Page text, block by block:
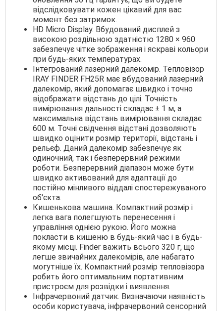
відслідковувати кожен цікавий для вас
момент без затримок.
HD Micro Display. Вбудований дисплей з
високою роздільною здатністю 1280 × 960
забезпечує чітке зображення і яскраві кольори
при будь-яких температурах.
Інтегрований лазерний далекомір. Тепловізор
IRAY FINDER FH25R має вбудований лазерний
далекомір, який допомагає швидко і точно
відображати відстань до цілі. Точність
вимірювання дальності складає ± 1 м, а
максимальна відстань вимірювання складає
600 м. Точні свідчення відстані дозволяють
швидко оцінити розмір території, відстань і
рельєф. Даний далекомір забезпечує як
одиночний, так і безперервний режими
роботи. Безперервний діапазон може бути
швидко активований для адаптації до
постійно мінливого віддалі спостережуваного
об'єкта.
Кишенькова машина. Компактний розмір і
легка вага полегшують перенесення і
управління однією рукою. Його можна
покласти в кишеню в будь-який час і в будь-
якому місці. Finder важить всього 320 г, що
легше звичайних далекомірів, але набагато
могутніше їх. Компактний розмір тепловізора
робить його оптимальним портативним
пристроєм для розвідки і виявлення.
Інфрачервоний датчик. Визначаючи наявність
особи користувача, інфрачервоний сенсорний